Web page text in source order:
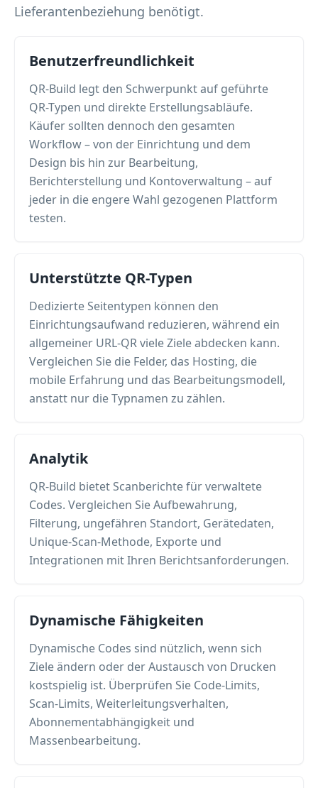
Lieferantenbeziehung benötigt.
Benutzerfreundlichkeit
QR-Build legt den Schwerpunkt auf geführte
QR-Typen und direkte Erstellungsabläufe.
Käufer sollten dennoch den gesamten
Workflow – von der Einrichtung und dem
Design bis hin zur Bearbeitung,
Berichterstellung und Kontoverwaltung – auf
jeder in die engere Wahl gezogenen Plattform
testen.
Unterstützte QR-Typen
Dedizierte Seitentypen können den
Einrichtungsaufwand reduzieren, während ein
allgemeiner URL-QR viele Ziele abdecken kann.
Vergleichen Sie die Felder, das Hosting, die
mobile Erfahrung und das Bearbeitungsmodell,
anstatt nur die Typnamen zu zählen.
Analytik
QR-Build bietet Scanberichte für verwaltete
Codes. Vergleichen Sie Aufbewahrung,
Filterung, ungefähren Standort, Gerätedaten,
Unique-Scan-Methode, Exporte und
Integrationen mit Ihren Berichtsanforderungen.
Dynamische Fähigkeiten
Dynamische Codes sind nützlich, wenn sich
Ziele ändern oder der Austausch von Drucken
kostspielig ist. Überprüfen Sie Code-Limits,
Scan-Limits, Weiterleitungsverhalten,
Abonnementabhängigkeit und
Massenbearbeitung.